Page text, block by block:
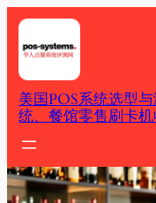
Skip
content
美国POS系统选型
统、餐馆零售刷卡